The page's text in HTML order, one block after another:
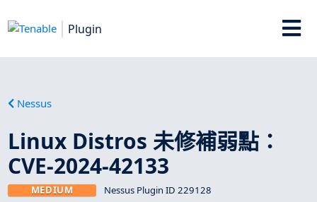
Plugin
Nessus
Linux Distros 未修補弱點：
CVE-2024-42133
MEDIUM Nessus Plugin ID 229128